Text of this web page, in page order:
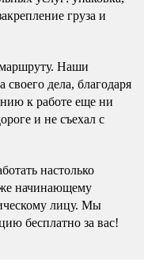
груза и
Наши
своего дела, благодаря
к работе еще ни
и не съехал с
настолько
начинающему
лицу. Мы
бесплатно за вас!